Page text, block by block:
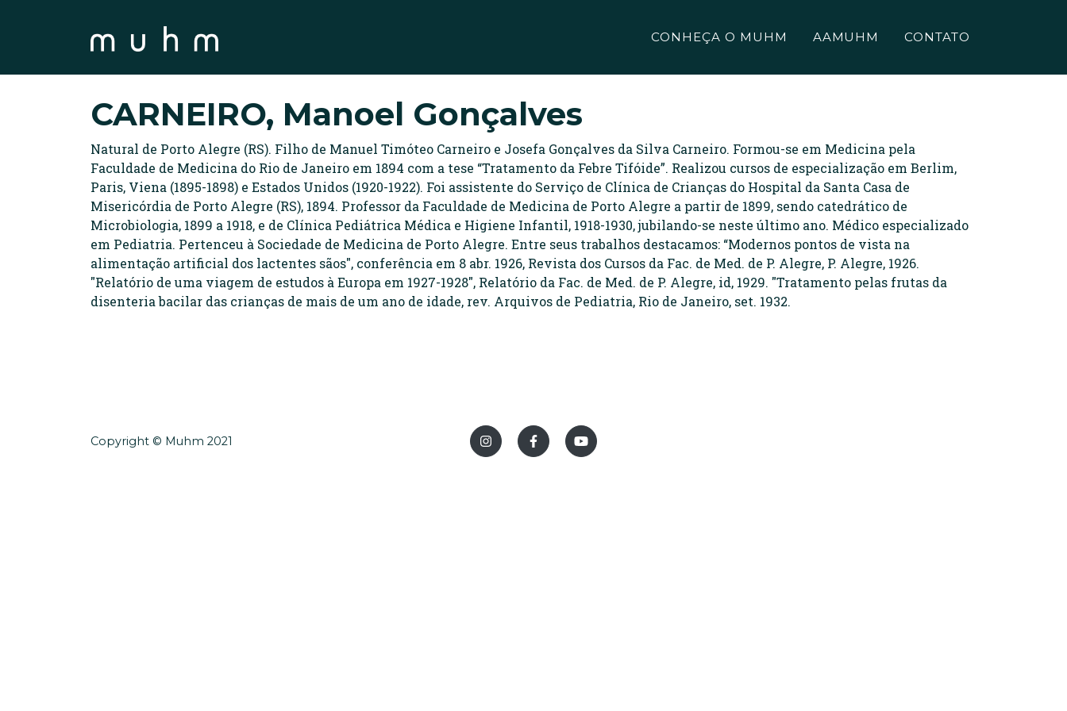
CONHEÇA O MUHM AAMUHM CONTATO
CARNEIRO, Manoel Gonçalves
Natural de Porto Alegre (RS). Filho de Manuel Timóteo Carneiro e Josefa Gonçalves da Silva Carneiro. Formou-se em Medicina pela
Faculdade de Medicina do Rio de Janeiro em 1894 com a tese “Tratamento da Febre Tifóide”. Realizou cursos de especialização em Berlim,
Paris, Viena (1895-1898) e Estados Unidos (1920-1922). Foi assistente do Serviço de Clínica de Crianças do Hospital da Santa Casa de
Misericórdia de Porto Alegre (RS), 1894. Professor da Faculdade de Medicina de Porto Alegre a partir de 1899, sendo catedrático de
Microbiologia, 1899 a 1918, e de Clínica Pediátrica Médica e Higiene Infantil, 1918-1930, jubilando-se neste último ano. Médico especializado
em Pediatria. Pertenceu à Sociedade de Medicina de Porto Alegre. Entre seus trabalhos destacamos: “Modernos pontos de vista na
alimentação artificial dos lactentes sãos", conferência em 8 abr. 1926, Revista dos Cursos da Fac. de Med. de P. Alegre, P. Alegre, 1926.
"Relatório de uma viagem de estudos à Europa em 1927-1928", Relatório da Fac. de Med. de P. Alegre, id, 1929. "Tratamento pelas frutas da
disenteria bacilar das crianças de mais de um ano de idade, rev. Arquivos de Pediatria, Rio de Janeiro, set. 1932.
Copyright © Muhm 2021